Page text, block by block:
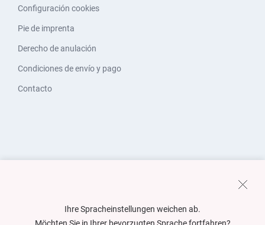
Configuración cookies
Pie de imprenta
Derecho de anulación
Condiciones de envío y pago
Contacto
Ihre Spracheinstellungen weichen ab.